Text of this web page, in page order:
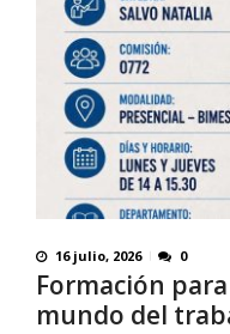
16 julio, 2026 0
Formación
mundo del